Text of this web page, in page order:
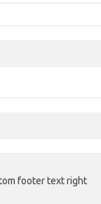
footer text right